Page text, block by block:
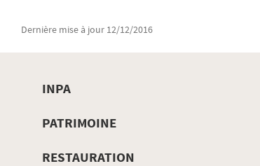
Dernière mise à jour 12/12/2016
MENU
INPA
PATRIMOINE
RESTAURATION